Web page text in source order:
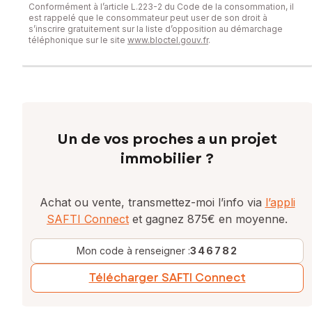
Conformément à l’article L.223-2 du Code de la consommation, il
est rappelé que le consommateur peut user de son droit à
s’inscrire gratuitement sur la liste d’opposition au démarchage
téléphonique sur le site www.bloctel.gouv.fr.
Un de vos proches a un projet
immobilier ?
Achat ou vente, transmettez-moi l’info via l’appli
SAFTI Connect et gagnez 875€ en moyenne.
Mon code à renseigner :346782
Télécharger SAFTI Connect